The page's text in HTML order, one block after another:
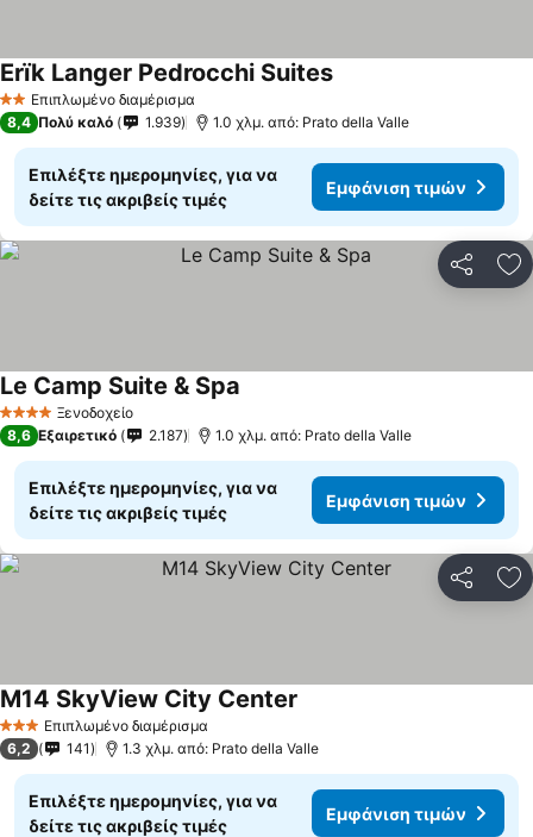
2 ΑστέριαΕπιπλωμένο διαμέρισμα
Erïk Langer Pedrocchi Suites
8,4 Πολύ καλό 1.939 1.0 χλμ. από: Prato della Valle
Επιλέξτε ημερομηνίες, για να
δείτε τις ακριβείς τιμές
Εμφάνιση τιμών
4 ΑστέριαΞενοδοχείο
Le Camp Suite & Spa
8,6 Εξαιρετικό 2.187 1.0 χλμ. από: Prato della Valle
Επιλέξτε ημερομηνίες, για να
δείτε τις ακριβείς τιμές
Εμφάνιση τιμών
3 ΑστέριαΕπιπλωμένο διαμέρισμα
M14 SkyView City Center
6,2 141 1.3 χλμ. από: Prato della Valle
Επιλέξτε ημερομηνίες, για να
δείτε τις ακριβείς τιμές
Εμφάνιση τιμών